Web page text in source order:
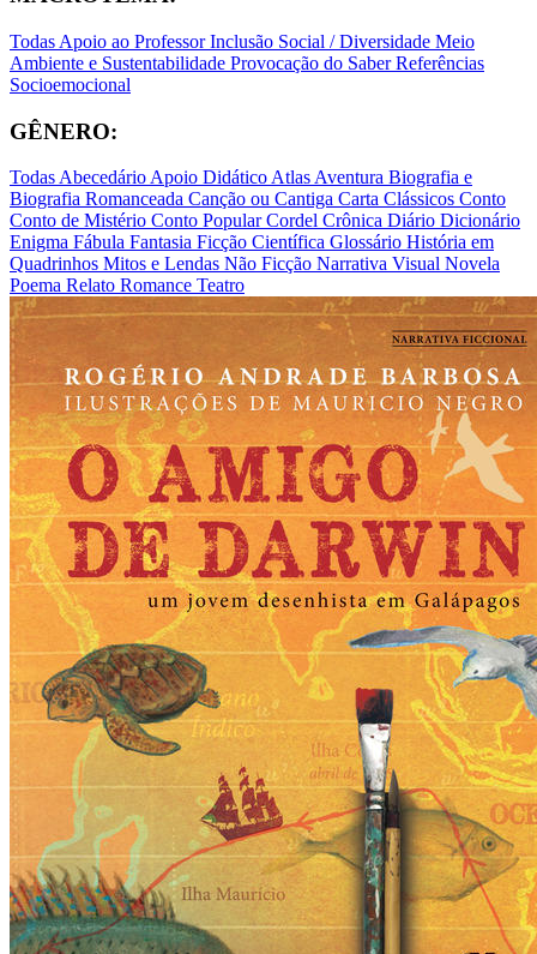
Todas Apoio ao ProfessorInclusão Social / Diversidade Meio
Ambiente e Sustentabilidade Provocação do SaberReferências
Socioemocional
GÊNERO:
TodasAbecedárioApoio DidáticoAtlasAventura Biografia e
Biografia Romanceada Canção ou Cantiga Carta Clássicos Conto
Conto de Mistério Conto PopularCordel Crônica Diário Dicionário
Enigma Fábula Fantasia Ficção Científica Glossário História em
Quadrinhos Mitos e Lendas Não Ficção Narrativa Visual Novela
Poema Relato Romance Teatro